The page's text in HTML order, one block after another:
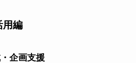
用編
企画支援